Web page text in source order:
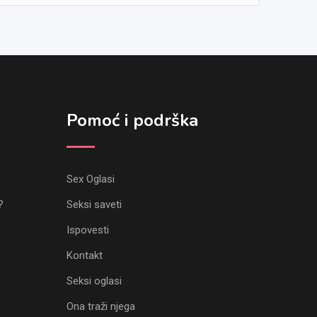
Pomoć i podrška
Sex Oglasi
Seksi saveti
Ispovesti
Kontakt
Seksi oglasi
Ona traži njega